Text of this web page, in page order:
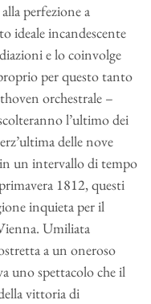
perfezione a
ideale incandescente
e lo coinvolge
per questo tanto
orchestrale –
l’ultimo dei
delle nove
un intervallo di tempo
1812, questi
inquieta per il
Umiliata
a un oneroso
uno spettacolo che il
vittoria di